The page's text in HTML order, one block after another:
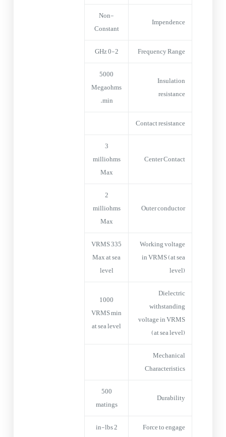
Impendence
Non-
Constant
Frequency Range
0-2 GHz
Insulation
resistance
5000
Megaohms
min.
Contact resistance
Center Contact
3
milliohms
Max
Outer conductor
2
milliohms
Max
Working voltage
in VRMS (at sea
level)
335 VRMS
Max at sea
level
Dielectric
withstanding
voltage in VRMS
(at sea level)
1000
VRMS min
at sea level
Mechanical
Characteristics
Durability
500
matings
Force to engage
2 in-lbs